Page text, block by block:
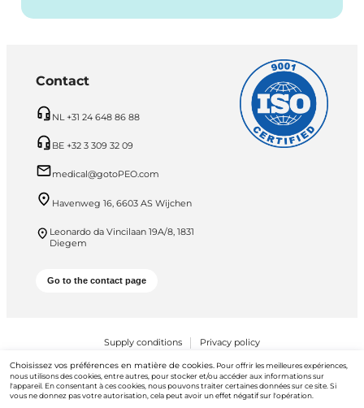
Contact
NL +31 24 648 86 88
BE +32 3 309 32 09
medical@gotoPEO.com
Havenweg 16, 6603 AS Wijchen
Leonardo da Vincilaan 19A/8, 1831
Diegem
Go to the contact page
Supply conditions Privacy policy
PEO B.V. © 2026 Tous droits réservés
Choisissez vos préférences en matière de cookies. Pour offrir les meilleures expériences,
nous utilisons des cookies, entre autres, pour stocker et/ou accéder aux informations sur
l'appareil. En consentant à ces cookies, nous pouvons traiter certaines données sur ce site. Si
vous ne donnez pas votre autorisation, cela peut avoir un effet négatif sur l'opération.